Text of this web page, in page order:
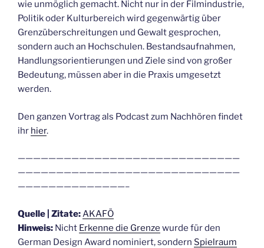
wie unmöglich gemacht. Nicht nur in der Filmindustrie,
Politik oder Kulturbereich wird gegenwärtig über
Grenzüberschreitungen und Gewalt gesprochen,
sondern auch an Hochschulen. Bestandsaufnahmen,
Handlungsorientierungen und Ziele sind von großer
Bedeutung, müssen aber in die Praxis umgesetzt
werden.
Den ganzen Vortrag als Podcast zum Nachhören findet
ihr hier.
—————————————————————————————
—————————————————————————————
——————————————–
Quelle | Zitate:AKAFÖ
Hinweis: Nicht Erkenne die Grenze wurde für den
German Design Award nominiert, sondern Spielraum